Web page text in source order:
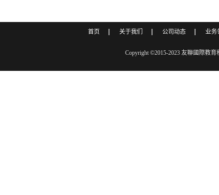
首页 关于我们 公司动态 业务
Copyright ©2015-2023 友聯國際教